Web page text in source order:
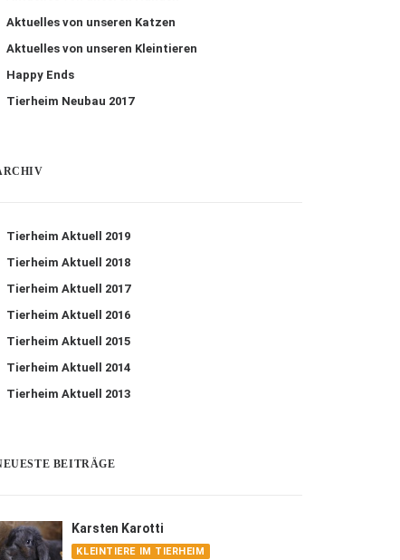
Aktuelles von unseren Katzen
Aktuelles von unseren Kleintieren
Happy Ends
Tierheim Neubau 2017
Tierheim Aktuell 2019
Tierheim Aktuell 2018
Tierheim Aktuell 2017
Tierheim Aktuell 2016
Tierheim Aktuell 2015
Tierheim Aktuell 2014
Tierheim Aktuell 2013
BEITRÄGE
Karsten Karotti
KLEINTIERE IM TIERHEIM